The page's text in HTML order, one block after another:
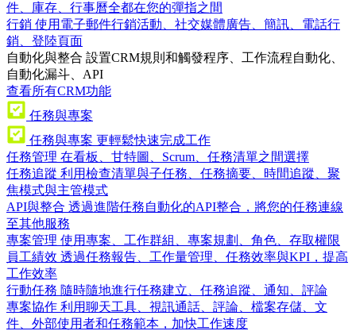
件、庫存、行事曆全都在您的彈指之間
行銷 使用電子郵件行銷活動、社交媒體廣告、簡訊、電話行
銷、登陸頁面
自動化與整合 設置CRM規則和觸發程序、工作流程自動化、
自動化漏斗、API
查看所有CRM功能
任務與專案
任務與專案 更輕鬆快速完成工作
任務管理 在看板、甘特圖、Scrum、任務清單之間選擇
任務追蹤 利用檢查清單與子任務、任務摘要、時間追蹤、聚
焦模式與主管模式
API與整合 透過進階任務自動化的API整合，將您的任務連線
至其他服務
專案管理 使用專案、工作群組、專案規劃、角色、存取權限
員工績效 透過任務報告、工作量管理、任務效率與KPI，提高
工作效率
行動任務 隨時隨地進行任務建立、任務追蹤、通知、評論
專案協作 利用聊天工具、視訊通話、評論、檔案存儲、文
件、外部使用者和任務範本，加快工作速度